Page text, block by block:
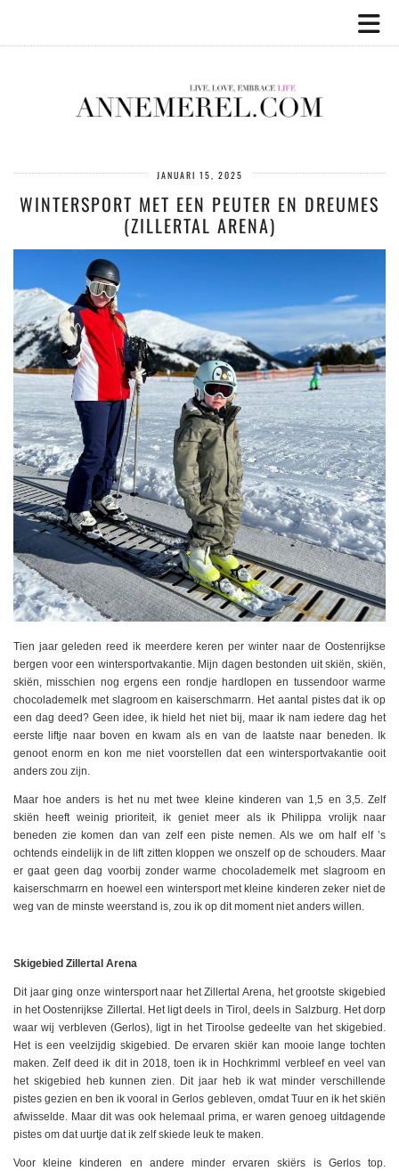
JANUARI 15, 2025
WINTERSPORT MET EEN PEUTER EN DREUMES
(ZILLERTAL ARENA)
Tien jaar geleden reed ik meerdere keren per winter naar de Oostenrijkse
bergen voor een wintersportvakantie. Mijn dagen bestonden uit skiën, skiën,
skiën, misschien nog ergens een rondje hardlopen en tussendoor warme
chocolademelk met slagroom en kaiserschmarrn. Het aantal pistes dat ik op
een dag deed? Geen idee, ik hield het niet bij, maar ik nam iedere dag het
eerste liftje naar boven en kwam als en van de laatste naar beneden. Ik
genoot enorm en kon me niet voorstellen dat een wintersportvakantie ooit
anders zou zijn.
Maar hoe anders is het nu met twee kleine kinderen van 1,5 en 3,5. Zelf
skiën heeft weinig prioriteit, ik geniet meer als ik Philippa vrolijk naar
beneden zie komen dan van zelf een piste nemen. Als we om half elf ’s
ochtends eindelijk in de lift zitten kloppen we onszelf op de schouders. Maar
er gaat geen dag voorbij zonder warme chocolademelk met slagroom en
kaiserschmarrn en hoewel een wintersport met kleine kinderen zeker niet de
weg van de minste weerstand is, zou ik op dit moment niet anders willen.
Skigebied Zillertal Arena
Dit jaar ging onze wintersport naar het Zillertal Arena, het grootste skigebied
in het Oostenrijkse Zillertal. Het ligt deels in Tirol, deels in Salzburg. Het dorp
waar wij verbleven (Gerlos), ligt in het Tiroolse gedeelte van het skigebied.
Het is een veelzijdig skigebied. De ervaren skiër kan mooie lange tochten
maken. Zelf deed ik dit in 2018, toen ik in Hochkrimml verbleef en veel van
het skigebied heb kunnen zien. Dit jaar heb ik wat minder verschillende
pistes gezien en ben ik vooral in Gerlos gebleven, omdat Tuur en ik het skiën
afwisselde. Maar dit was ook helemaal prima, er waren genoeg uitdagende
pistes om dat uurtje dat ik zelf skiede leuk te maken.
Voor kleine kinderen en andere minder ervaren skiërs is Gerlos top.